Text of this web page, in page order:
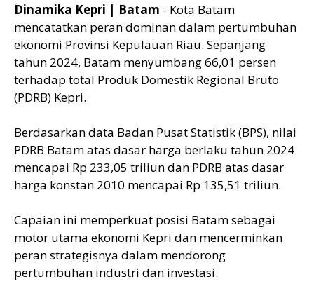
Dinamika Kepri | Batam - Kota Batam
mencatatkan peran dominan dalam pertumbuhan
ekonomi Provinsi Kepulauan Riau. Sepanjang
tahun 2024, Batam menyumbang 66,01 persen
terhadap total Produk Domestik Regional Bruto
(PDRB) Kepri.
Berdasarkan data Badan Pusat Statistik (BPS), nilai
PDRB Batam atas dasar harga berlaku tahun 2024
mencapai Rp 233,05 triliun dan PDRB atas dasar
harga konstan 2010 mencapai Rp 135,51 triliun.
Capaian ini memperkuat posisi Batam sebagai
motor utama ekonomi Kepri dan mencerminkan
peran strategisnya dalam mendorong
pertumbuhan industri dan investasi.